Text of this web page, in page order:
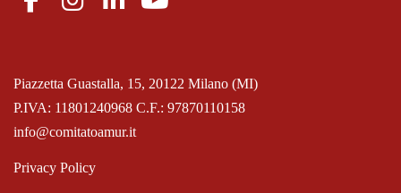
P.IVA: 11801240968 C.F.: 97870110158
Piazzetta Guastalla, 15, 20122 Milano (MI)
info@comitatoamur.it
Privacy Policy